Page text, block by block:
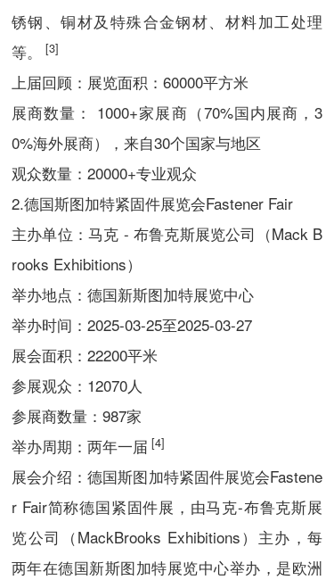
锈钢、铜材及特殊合金钢材、材料加工处理
等。
[3]
上届回顾： 展览面积：60000平方米
展商数量： 1000+家展商（70%国内展商，3
0%海外展商），来自30个国家与地区
观众数量：20000+专业观众
2.德国斯图加特紧固件展览会Fastener Fair
主办单位：马克 - 布鲁克斯展览公司（Mack B
rooks Exhibitions）
举办地点：德国新斯图加特展览中心
举办时间：2025-03-25至2025-03-27
展会面积：22200平米
参展观众：12070人
参展商数量：987家
举办周期：两年一届 [4]
展会介绍：德国斯图加特紧固件展览会Fastene
r Fair简称德国紧固件展，由马克-布鲁克斯展
览公司（MackBrooks Exhibitions）主办，每
两年在德国新斯图加特展览中心举办，是欧洲